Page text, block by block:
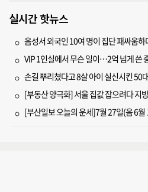
실시간 핫뉴스
음성서 외국인 10여 명이 집단 패싸움하
VIP 1인실에서 무슨 일이…2억 넘게 쓴
손길 뿌리쳤다고 8살 아이 실신시킨 50
[부동산 양극화] 서울 집값 잡으려다
[부산일보 오늘의 운세]7월 27일(음 6월